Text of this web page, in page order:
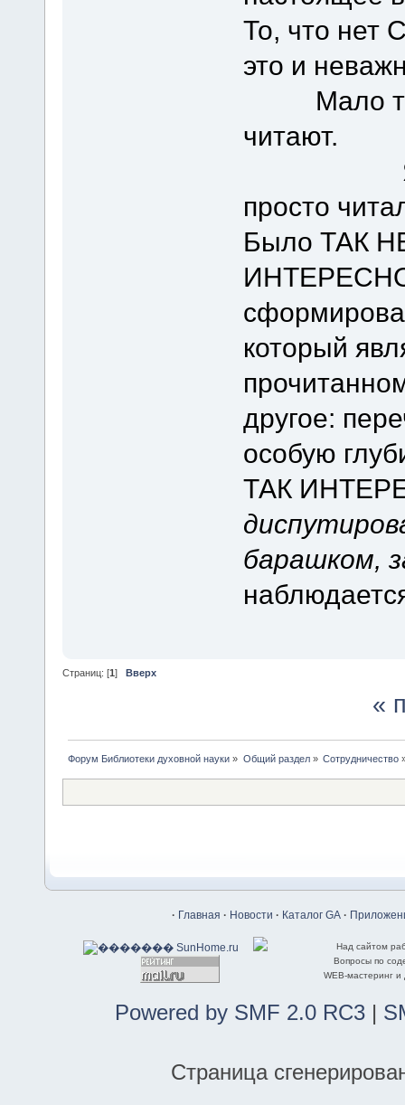
То, что нет
это и
Мало
читают.
Я и
просто
Было ТАК
который
другое:
особую
ТАК
барашком,
Страниц: [1 ] Вверх
«
Форум Библиотеки духовной науки » Общий раздел» Сотрудничество
· Главная · Новости · Каталог GA ·
Над сайтом
Вопросы по
WEB-мастеринг
Powered by SMF 2.0 RC3 |
Страница